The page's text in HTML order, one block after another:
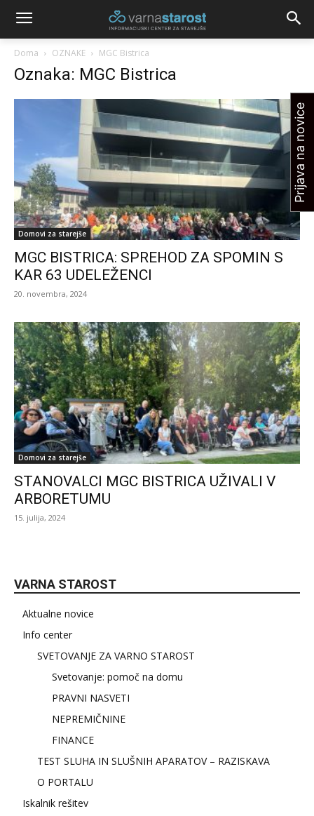
Doma OZNAKE MGC Bistrica
Oznaka: MGC Bistrica
Domovi za starejše
MGC BISTRICA: SPREHOD ZA SPOMIN S
KAR 63 UDELEŽENCI
20. novembra, 2024
Domovi za starejše
STANOVALCI MGC BISTRICA UŽIVALI V
ARBORETUMU
15. julija, 2024
VARNA STAROST
Aktualne novice
Info center
SVETOVANJE ZA VARNO STAROST
Svetovanje: pomoč na domu
PRAVNI NASVETI
NEPREMIČNINE
FINANCE
TEST SLUHA IN SLUŠNIH APARATOV – RAZISKAVA
O PORTALU
Iskalnik rešitev
Prijava na novice